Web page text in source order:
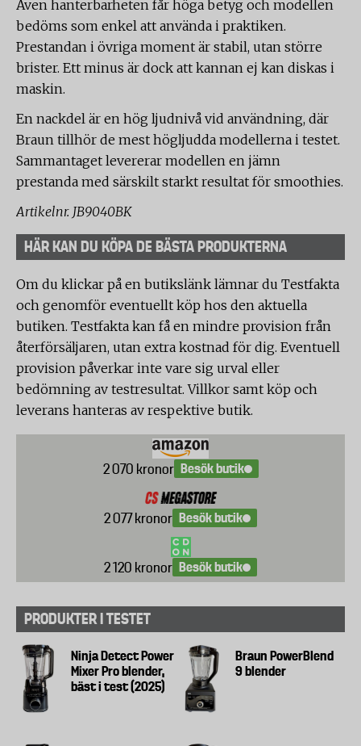
Även hanterbarheten får höga betyg och modellen
bedöms som enkel att använda i praktiken.
Prestandan i övriga moment är stabil, utan större
brister. Ett minus är dock att kannan ej kan diskas i
maskin.
En nackdel är en hög ljudnivå vid användning, där
Braun tillhör de mest högljudda modellerna i testet.
Sammantaget levererar modellen en jämn
prestanda med särskilt starkt resultat för smoothies.
Artikelnr. JB9040BK
HÄR KAN DU KÖPA DE BÄSTA PRODUKTERNA
Om du klickar på en butikslänk lämnar du Testfakta
och genomför eventuellt köp hos den aktuella
butiken. Testfakta kan få en mindre provision från
återförsäljaren, utan extra kostnad för dig. Eventuell
provision påverkar inte vare sig urval eller
bedömning av testresultat. Villkor samt köp och
leverans hanteras av respektive butik.
2 070 kronor Besök butik
2 077 kronor Besök butik
2 120 kronor Besök butik
PRODUKTER I TESTET
Ninja Detect Power
Mixer Pro blender,
bäst i test (2025)
Braun PowerBlend
9 blender